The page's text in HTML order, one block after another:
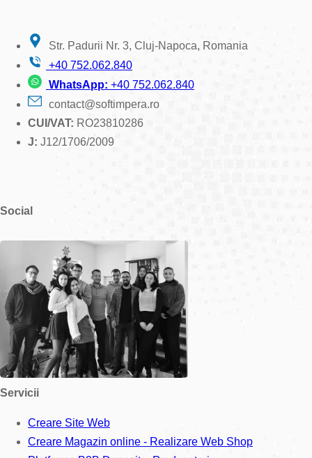
Str. Padurii Nr. 3, Cluj-Napoca, Romania
+40 752.062.840
WhatsApp: +40 752.062.840
contact@softimpera.ro
CUI/VAT: RO23810286
J: J12/1706/2009
Social
Servicii
Creare Site Web
Creare Magazin online - Realizare Web Shop